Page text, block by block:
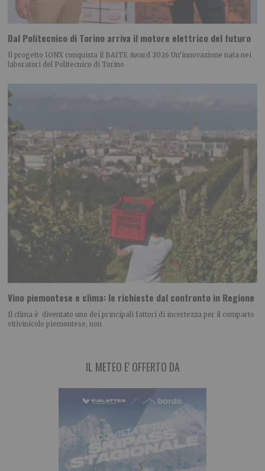
Dal Politecnico di Torino arriva il motore elettrico del futuro
Il progetto IONX conquista il BAITE Award 2026 Un’innovazione nata nei
laboratori del Politecnico di Torino
Vino piemontese e clima: le richieste dal confronto in Regione
Il clima è diventato uno dei principali fattori di incertezza per il comparto
vitivinicolo piemontese, non
IL METEO E' OFFERTO DA